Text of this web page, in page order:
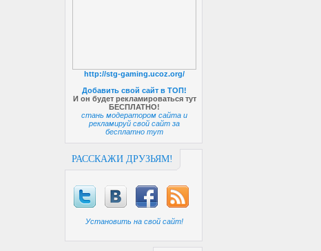
http://stg-gaming.ucoz.org/
Добавить свой сайт в ТОП!
И он будет рекламироваться тут
БЕСПЛАТНО!
стань модератором сайта и
рекламируй свой сайт за
бесплатно тут
РАССКАЖИ ДРУЗЬЯМ!
Установить на свой сайт!